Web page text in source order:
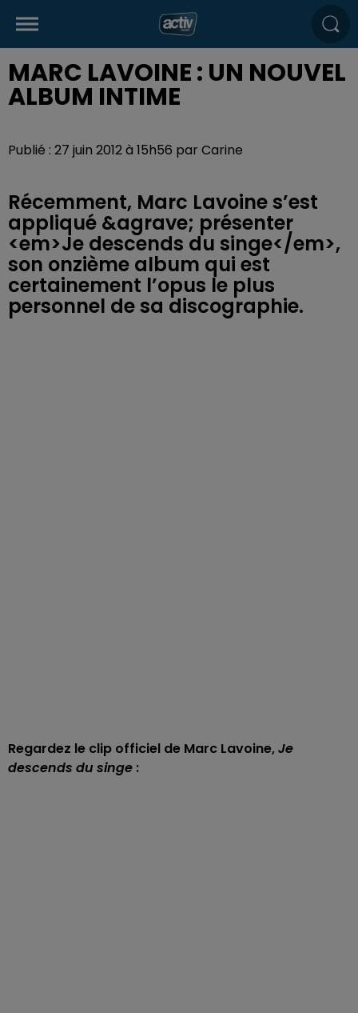
MARC LAVOINE : UN NOUVEL
ALBUM INTIME
Publié : 27 juin 2012 à 15h56 par Carine
Récemment, Marc Lavoine s’est
appliqué &agrave; présenter
<em>Je descends du singe</em>,
son onzième album qui est
certainement l’opus le plus
personnel de sa discographie.
Regardez le clip officiel de Marc Lavoine,Je
descends du singe :